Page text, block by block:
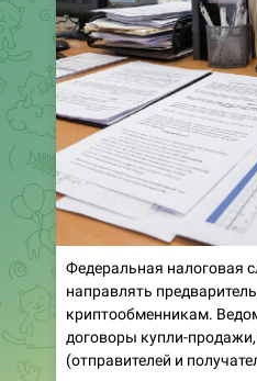
Федеральная налоговая
направлять
криптообменникам.
договоры купли-
(отправителей и